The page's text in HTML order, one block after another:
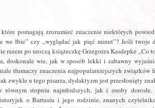
pomagają zrozumieć znaczenie niektórych
we łbie” czy „wyglądać jak pięć minut”? Jeśli twoje
razem po uroczą książeczkę Grzegorza Kasdepke
doskonale wie, jak w sposób lekki i zabawny
tłumaczy znaczenia najpopularniejszych
zwykle u tego pisarza, dydaktyzm jest przesłonięty
równym stopniu najmłodszych, jak i osoby
o Bartusiu i jego rodzinie, znanych